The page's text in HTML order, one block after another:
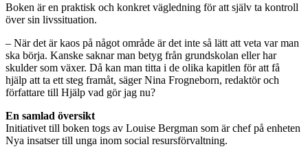
Boken är en praktisk och konkret vägledning för att själv ta kontroll
över sin livssituation.
– När det är kaos på något område är det inte så lätt att veta var man
ska börja. Kanske saknar man betyg från grundskolan eller har
skulder som växer. Då kan man titta i de olika kapitlen för att få
hjälp att ta ett steg framåt, säger Nina Frogneborn, redaktör och
författare till Hjälp vad gör jag nu?
En samlad översikt
Initiativet till boken togs av Louise Bergman som är chef på enheten
Nya insatser till unga inom social resursförvaltning.